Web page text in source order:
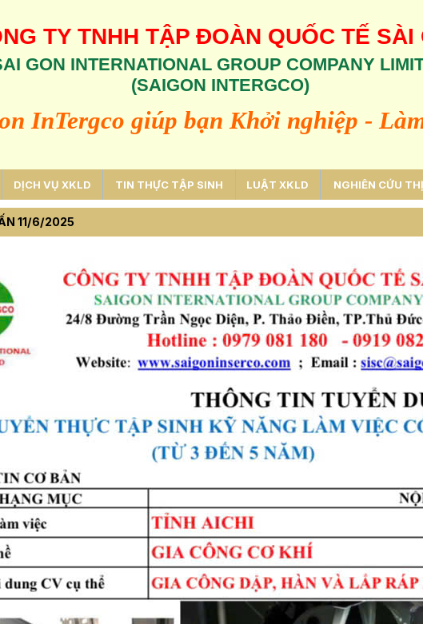
TY TNHH TẬP ĐOÀN QUỐC TẾ SÀI
GON INTERNATIONAL GROUP COMPANY
(SAIGON INTERGCO)
InTergco giúp bạn Khởi nghiệp-
DỊCH VỤ XKLD TIN THỰC TẬP SINH LUẬT XKLD NGHIÊN CỨU
11/6/2025